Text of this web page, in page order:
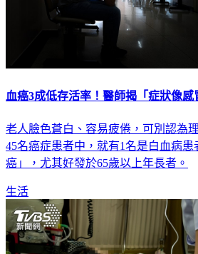
血癌3成低存活率！醫師揭「症狀像感
老人臉色蒼白、容易疲倦，可別認為
45名癌症患者中，就有1名是白血病患
癌」，尤其好發於65歲以上年長者。
生活